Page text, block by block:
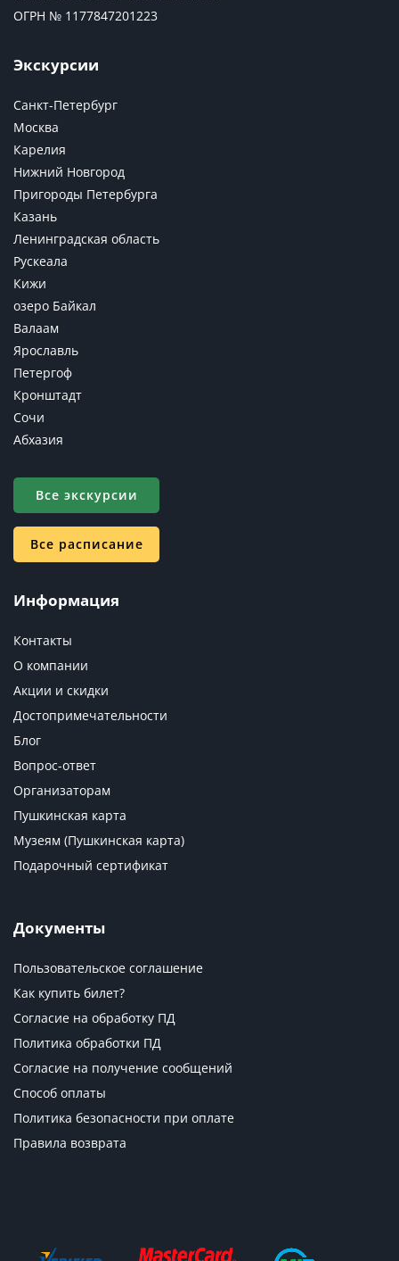
ОГРН № 1177847201223
Экскурсии
Санкт-Петербург
Москва
Карелия
Нижний Новгород
Пригороды Петербурга
Казань
Ленинградская область
Рускеала
Кижи
озеро Байкал
Валаам
Ярославль
Петергоф
Кронштадт
Сочи
Абхазия
Все экскурсии
Все расписание
Информация
Контакты
О компании
Акции и скидки
Достопримечательности
Блог
Вопрос-ответ
Организаторам
Пушкинская карта
Музеям (Пушкинская карта)
Подарочный сертификат
Документы
Пользовательское соглашение
Как купить билет?
Согласие на обработку ПД
Политика обработки ПД
Согласие на получение сообщений
Способ оплаты
Политика безопасности при оплате
Правила возврата